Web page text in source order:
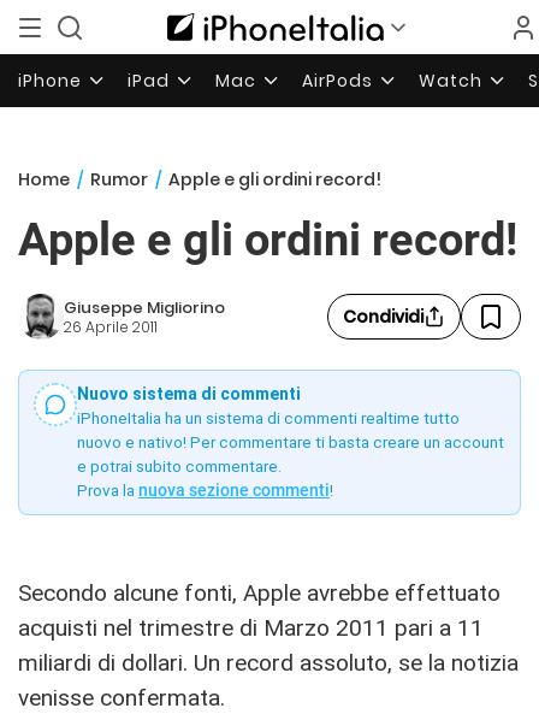
iPhone iPad Mac AirPods Watch
Home / Rumor / Apple e gli ordini record!
Apple e gli ordini record!
Giuseppe Migliorino
26 Aprile 2011 Condividi
Nuovo sistema di commenti
iPhoneItalia ha un sistema di commenti realtime tutto
nuovo e nativo! Per commentare ti basta creare un account
e potrai subito commentare.
Prova la nuova sezione commenti!
Secondo alcune fonti, Apple avrebbe effettuato
acquisti nel trimestre di Marzo 2011 pari a 11
miliardi di dollari. Un record assoluto, se la notizia
venisse confermata.